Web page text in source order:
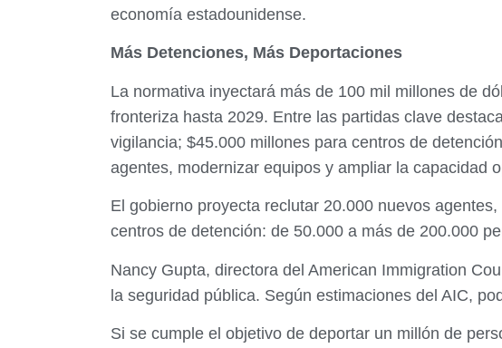
economía estadounidense.
Más Detenciones, Más Deportaciones
La normativa inyectará más de 100 mil millones de
fronteriza hasta 2029. Entre las partidas clave
vigilancia; $45.000 millones para centros de
agentes, modernizar equipos y ampliar la capacidad
El gobierno proyecta reclutar 20.000 nuevos agentes,
centros de detención: de 50.000 a más de 200.000
Nancy Gupta, directora del American Immigration
la seguridad pública. Según estimaciones del AIC,
Si se cumple el objetivo de deportar un millón de